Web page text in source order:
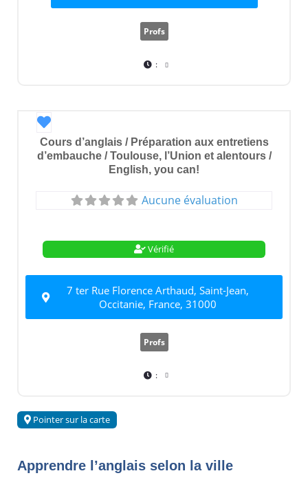
Profs
:
Favori
Cours d’anglais / Préparation aux entretiens
d’embauche / Toulouse, l’Union et alentours /
English, you can!
Aucune évaluation
Vérifié
7 ter Rue Florence Arthaud, Saint-Jean,
Occitanie, France, 31000
Profs
:
Pointer sur la carte
Apprendre l’anglais selon la ville